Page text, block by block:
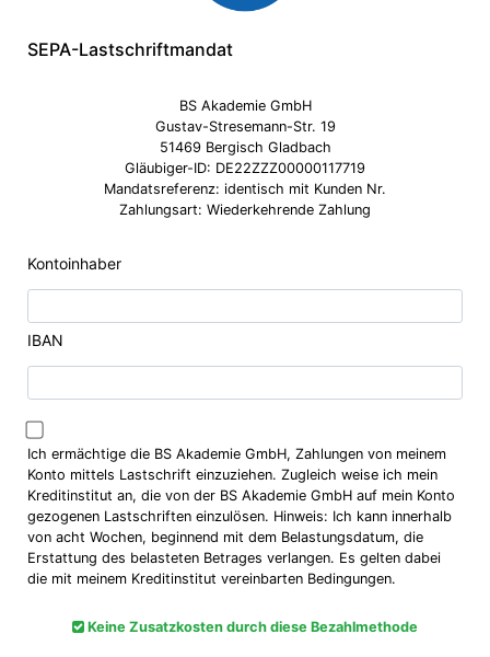
SEPA-Lastschriftmandat
BS Akademie GmbH
Gustav-Stresemann-Str. 19
51469 Bergisch Gladbach
Gläubiger-ID: DE22ZZZ00000117719
Mandatsreferenz: identisch mit Kunden Nr.
Zahlungsart: Wiederkehrende Zahlung
Kontoinhaber
IBAN
Ich ermächtige die BS Akademie GmbH, Zahlungen von meinem
Konto mittels Lastschrift einzuziehen. Zugleich weise ich mein
Kreditinstitut an, die von der BS Akademie GmbH auf mein Konto
gezogenen Lastschriften einzulösen. Hinweis: Ich kann innerhalb
von acht Wochen, beginnend mit dem Belastungsdatum, die
Erstattung des belasteten Betrages verlangen. Es gelten dabei
die mit meinem Kreditinstitut vereinbarten Bedingungen.
Keine Zusatzkosten durch diese Bezahlmethode